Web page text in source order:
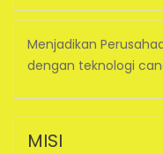
Menjadikan
dengan teknologi
MISI